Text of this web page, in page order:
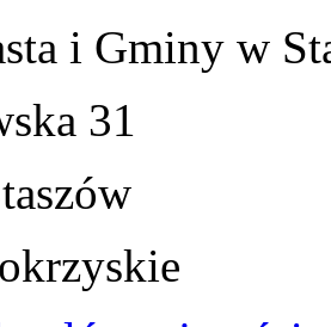
i Gminy w
31